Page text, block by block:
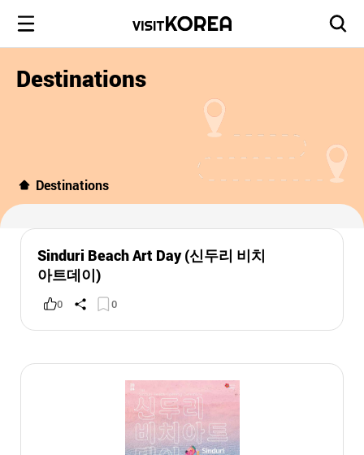
Destinations
Destinations
Sinduri Beach Art Day (신두리 비치
아트데이)
0 0